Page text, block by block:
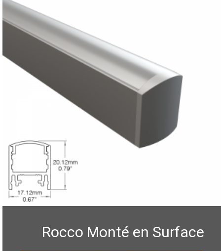
Rocco Monté en Surface